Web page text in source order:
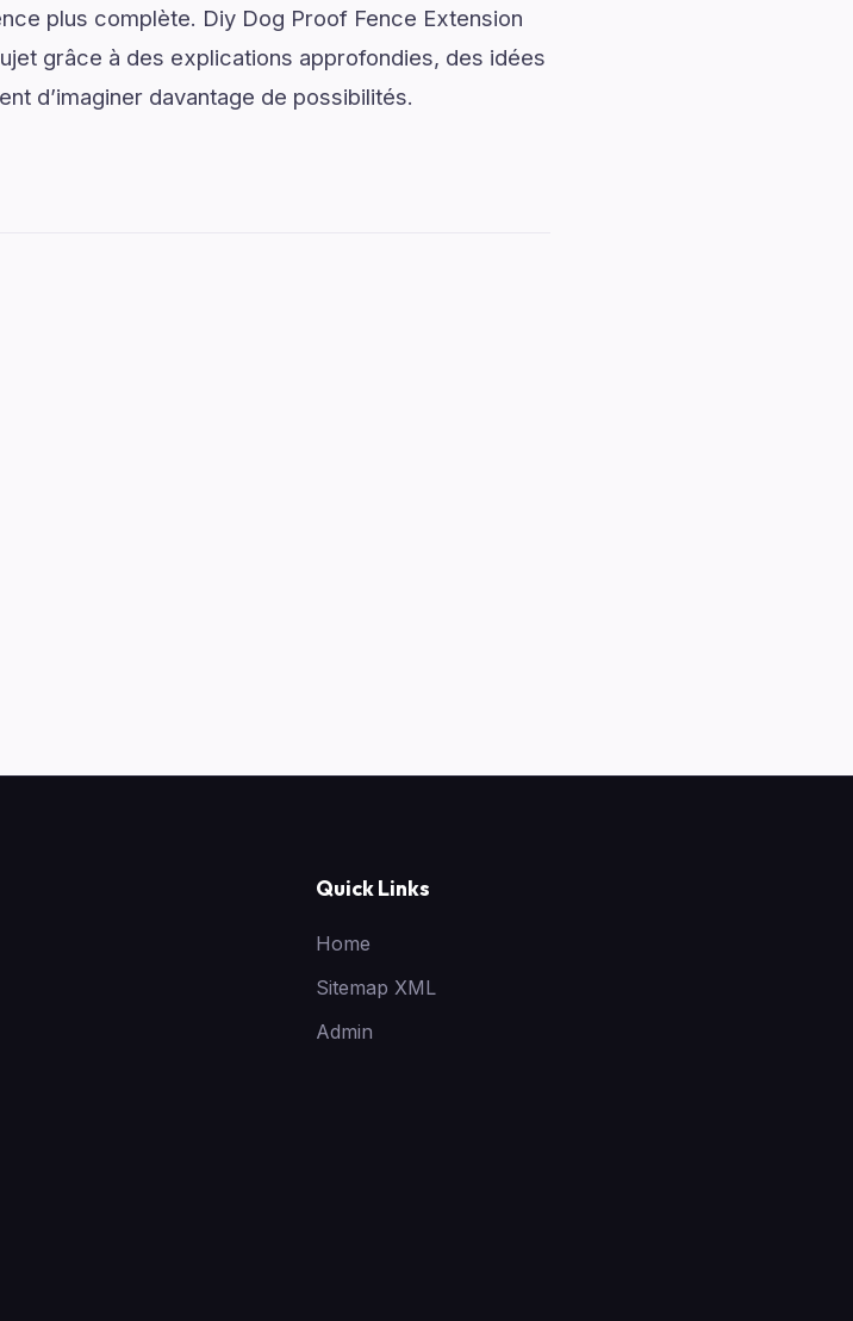
plus complète. Diy Dog Proof Fence Extension
grâce à des explications approfondies, des idées
d’imaginer davantage de possibilités.
Quick Links
Home
Sitemap XML
Admin